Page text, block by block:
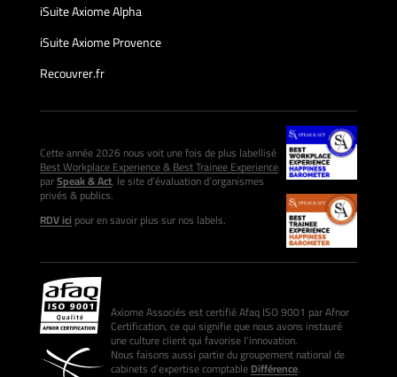
iSuite Axiome Alpha
iSuite Axiome Provence
Recouvrer.fr
Cette année 2026 nous voit une fois de plus labellisé
Best Workplace Experience & Best Trainee Experience
parSpeak & Act, le site d’évaluation d’organismes
privés & publics.
RDV icipour en savoir plus sur nos labels.
Axiome Associés est certifié Afaq ISO 9001 par Afnor
Certification, ce qui signifie que nous avons instauré
une culture client qui favorise l’innovation.
Nous faisons aussi partie du groupement national de
cabinets d’expertise comptableDifférence.